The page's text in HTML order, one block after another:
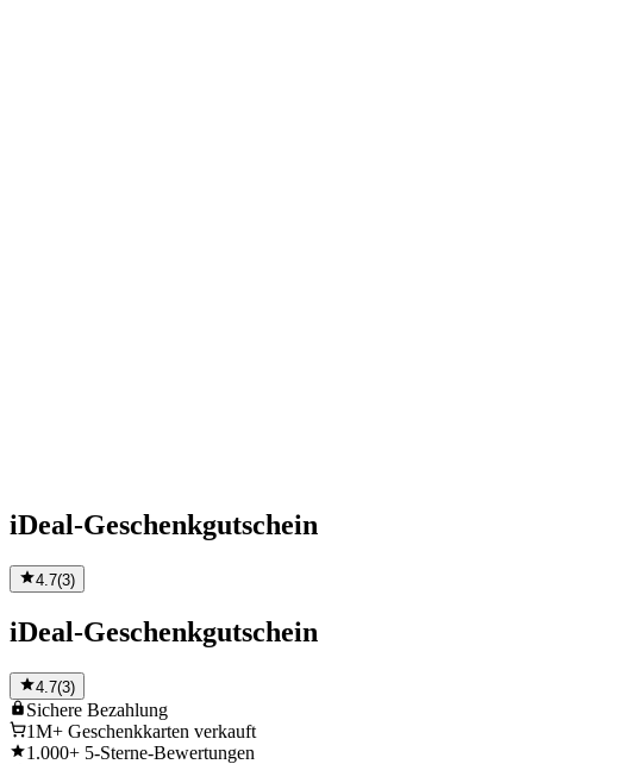
iDeal-Geschenkgutschein
4.7(3)
iDeal-Geschenkgutschein
4.7(3)
Sichere Bezahlung
1M+ Geschenkkarten verkauft
1.000+ 5-Sterne-Bewertungen